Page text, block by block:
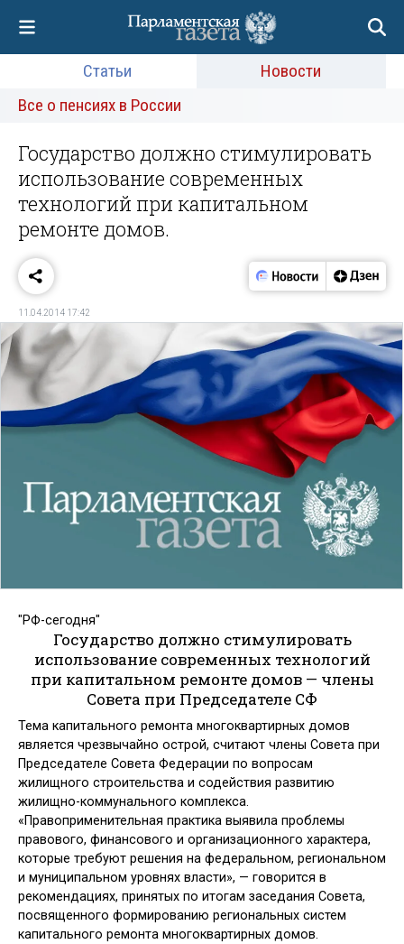
Статьи
Новости
Все о пенсиях в России
Государство должно стимулировать
использование современных
технологий при капитальном
ремонте домов.
11.04.2014 17:42
"РФ-сегодня"
Государство должно стимулировать
использование современных технологий
при капитальном ремонте домов — члены
Совета при Председателе СФ
Тема капитального ремонта многоквартирных домов
является чрезвычайно острой, считают члены Совета при
Председателе Совета Федерации по вопросам
жилищного строительства и содействия развитию
жилищно-коммунального комплекса.
«Правоприменительная практика выявила проблемы
правового, финансового и организационного характера,
которые требуют решения на федеральном, региональном
и муниципальном уровнях власти», — говорится в
рекомендациях, принятых по итогам заседания Совета,
посвященного формированию региональных систем
капитального ремонта многоквартирных домов.